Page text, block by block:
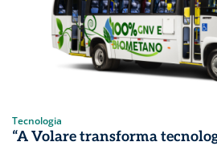
Tecnologia
“A Volare transforma